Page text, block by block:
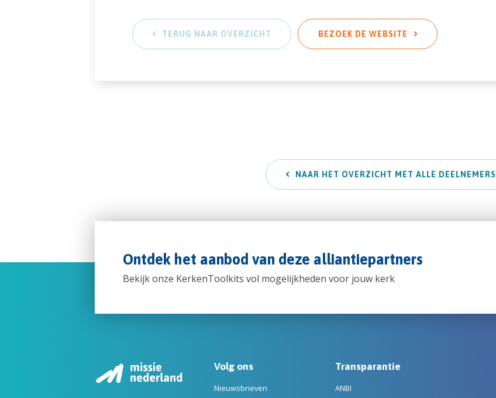
TERUG NAAR OVERZICHT BEZOEK DE WEBSITE
NAAR HET OVERZICHT MET ALLE DEELNEMERS
Ontdek het aanbod van deze alliantiepartners
Bekijk onze KerkenToolkits vol mogelijkheden voor jouw kerk
Volg ons
Nieuwsbrieven
Transparantie
ANBI